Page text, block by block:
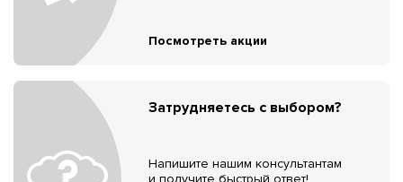
Посмотреть акции
Затрудняетесь с выбором?
Напишите нашим консультантам